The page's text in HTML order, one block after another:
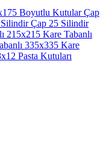
Boyutlu KutularÇap
Çap 25 Silindir
215x215 Kare Tabanlı
335x335 Kare
Pasta Kutuları